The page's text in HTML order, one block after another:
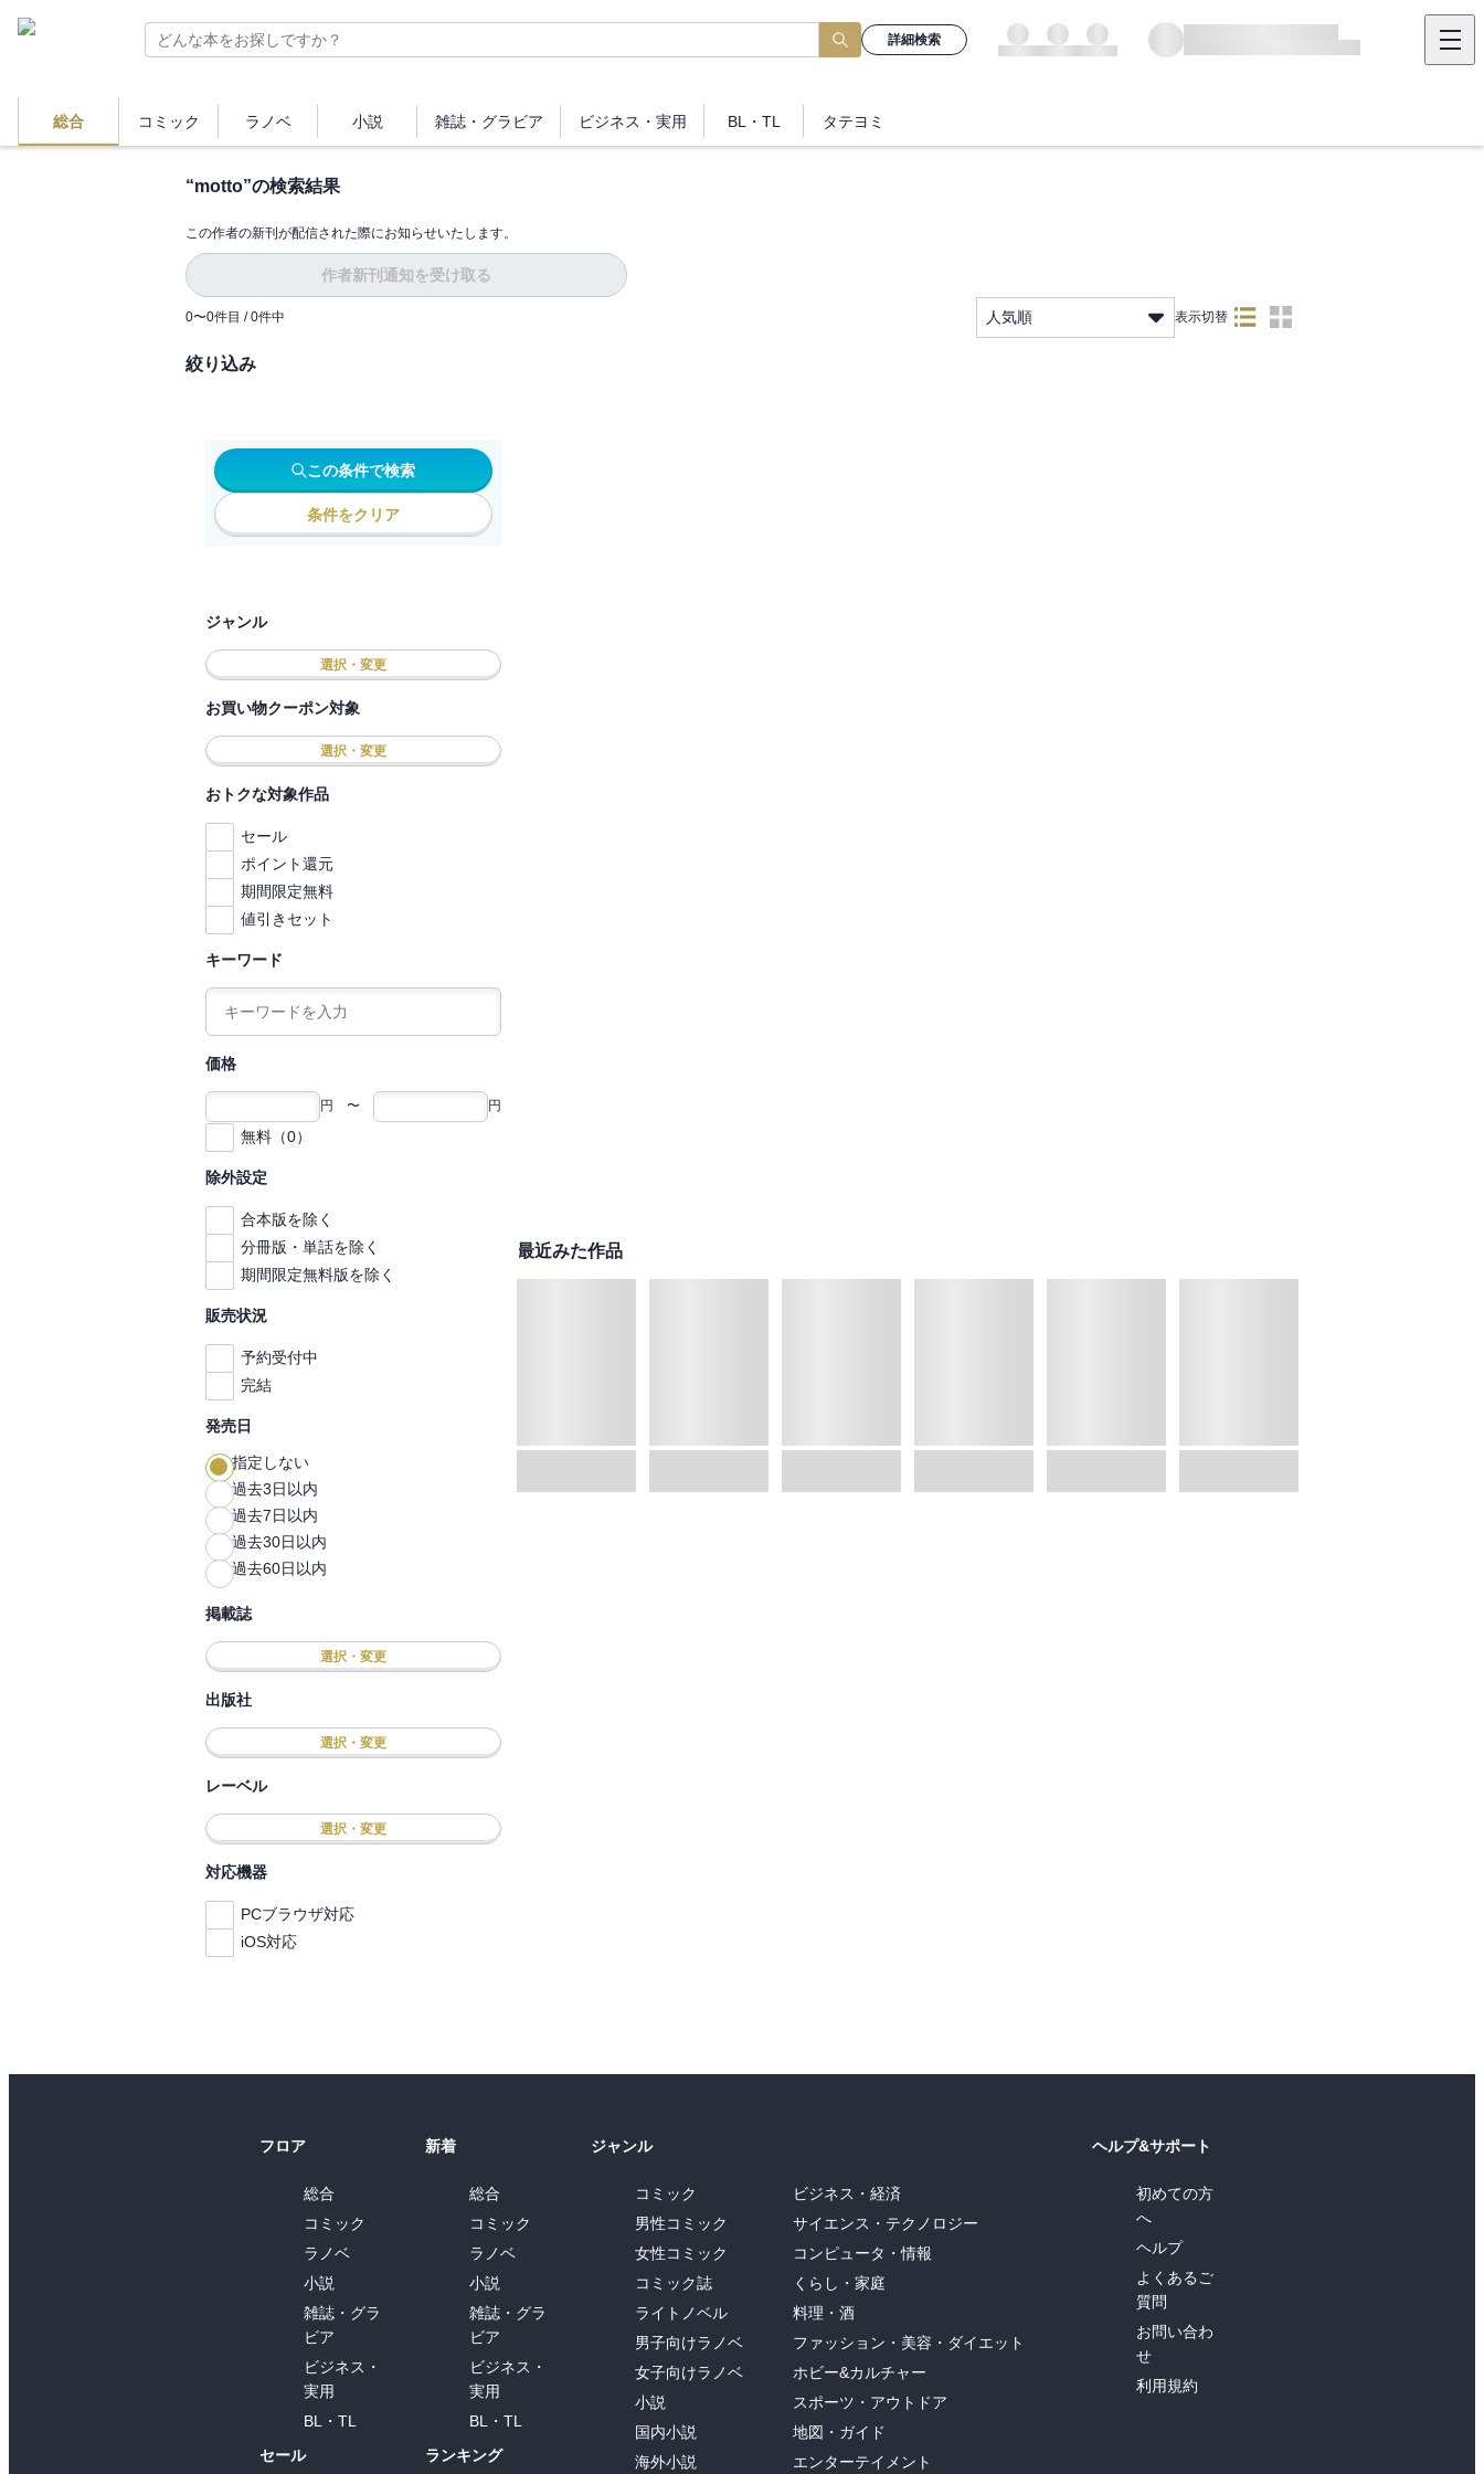
詳細検索
総合 コミック ラノベ 小説 雑誌・ グラビア ビジネス ・実用 BL・TL タテヨミ
“motto”の検索結果
この作者の新刊が配信された際にお知らせいたします。
作者新刊通知を受け取る
0〜0件目 / 0件中 人気順 表示切替
絞り込み
この条件で検索
条件をクリア
ジャンル
選択・変更
お買い物クーポン対象
選択・変更
おトクな対象作品
セール
ポイント還元
期間限定無料
値引きセット
キーワード
価格
円 〜 円
無料（0）
除外設定
合本版を除く
分冊版・単話を除く
期間限定無料版を除く
販売状況
予約受付中
完結
発売日
指定しない
過去3日以内
過去7日以内
過去30日以内
過去60日以内
掲載誌
選択・変更
出版社
選択・変更
レーベル
選択・変更
対応機器
PCブラウザ対応
iOS対応
最近みた作品
フロア
総合
コミック
ラノベ
小説
雑誌・グラ
ビア
ビジネス・
実用
BL・TL
セール
新着
総合
コミック
ラノベ
小説
雑誌・グラ
ビア
ビジネス・
実用
BL・TL
ランキング
ジャンル
コミック
男性コミック
女性コミック
コミック誌
ライトノベル
男子向けラノベ
女子向けラノベ
小説
国内小説
海外小説
ビジネス・経済
サイエンス・テクノロジー
コンピュータ・情報
くらし・家庭
料理・酒
ファッション・美容・ダイエット
ホビー&カルチャー
スポーツ・アウトドア
地図・ガイド
エンターテイメント
ヘルプ&サポート
初めての方
へ
ヘルプ
よくあるご
質問
お問い合わ
せ
利用規約